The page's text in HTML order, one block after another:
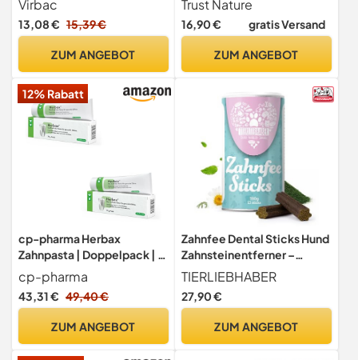
Virbac
13,08 € 15,39 €
ZUM ANGEBOT
Trust Nature
16,90 € gratis Versand
ZUM ANGEBOT
12% Rabatt
cp-pharma Herbax
Zahnpasta | Doppelpack | 2
x 70 g | Zahnpflege für
Hunde und Katzen | Mit
natürlichen Ölen
cp-pharma
43,31 € 49,40 €
ZUM ANGEBOT
Zahnfee Dental Sticks Hund
Zahnsteinentferner –
Zahnpflege Hund Leckerli
TIERLIEBHABER
27,90 €
ZUM ANGEBOT